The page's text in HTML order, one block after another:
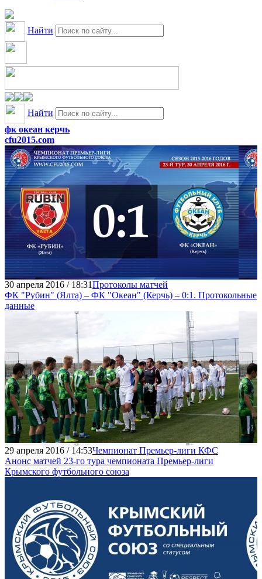
Найти
Найти
фк океан керчь
cfu2015.com
30 апреля 2016 / 18:31Протоколы матчей
ФК "Рубин" (Ялта) – ФК "Океан" (Керчь) – 0:1. Протокольные
данные
29 апреля 2016 / 14:53Чемпионат Премьер-лиги КФС
Анонс матчей 23-го тура чемпионата Премьер-лиги
Крымского футбольного союза